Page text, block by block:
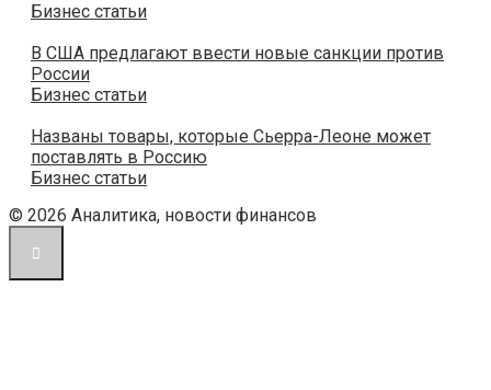
Бизнес статьи
В США предлагают ввести новые санкции против
России
Бизнес статьи
Названы товары, которые Сьерра-Леоне может
поставлять в Россию
Бизнес статьи
© 2026 Аналитика, новости финансов